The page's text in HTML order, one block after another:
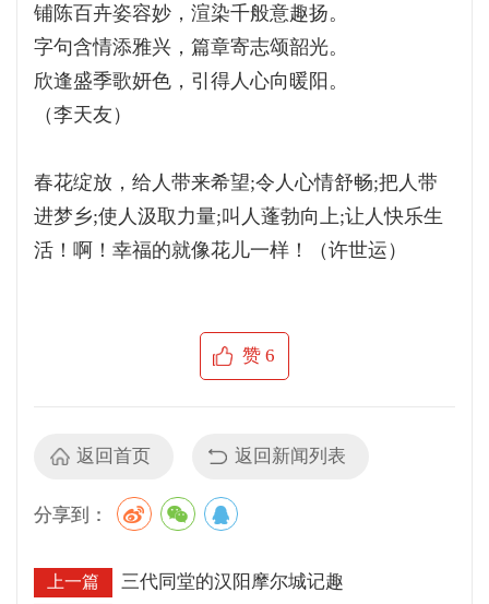
铺陈百卉姿容妙，渲染千般意趣扬。
字句含情添雅兴，篇章寄志颂韶光。
欣逢盛季歌妍色，引得人心向暖阳。
（李天友）
春花绽放，给人带来希望;令人心情舒畅;把人带
进梦乡;使人汲取力量;叫人蓬勃向上;让人快乐生
活！啊！幸福的就像花儿一样！（许世运）
赞6
返回首页 返回新闻列表
分享到：
上一篇 三代同堂的汉阳摩尔城记趣